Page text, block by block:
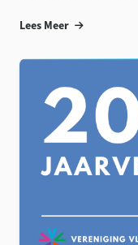
Lees Meer